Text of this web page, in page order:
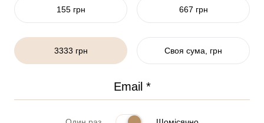
155 грн 667 грн
3333 грн Своя сума, грн